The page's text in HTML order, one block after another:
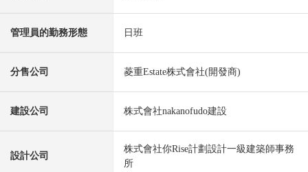
管理員的勤務形態 日班
分售公司 菱重Estate株式會社(開發商)
建設公司 株式會社nakanofudo建設
設計公司
株式會社你Rise計劃設計一級建築師事務
所